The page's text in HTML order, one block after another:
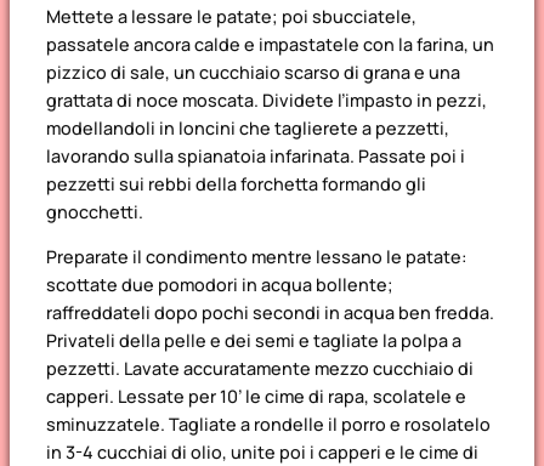
Mettete a lessare le patate; poi sbucciatele,
passatele ancora calde e impastatele con la farina, un
pizzico di sale, un cucchiaio scarso di grana e una
grattata di noce moscata. Dividete l’impasto in pezzi,
modellandoli in loncini che taglierete a pezzetti,
lavorando sulla spianatoia infarinata. Passate poi i
pezzetti sui rebbi della forchetta formando gli
gnocchetti.
Preparate il condimento mentre lessano le patate:
scottate due pomodori in acqua bollente;
raffreddateli dopo pochi secondi in acqua ben fredda.
Privateli della pelle e dei semi e tagliate la polpa a
pezzetti. Lavate accuratamente mezzo cucchiaio di
capperi. Lessate per 10’ le cime di rapa, scolatele e
sminuzzatele. Tagliate a rondelle il porro e rosolatelo
in 3-4 cucchiai di olio, unite poi i capperi e le cime di